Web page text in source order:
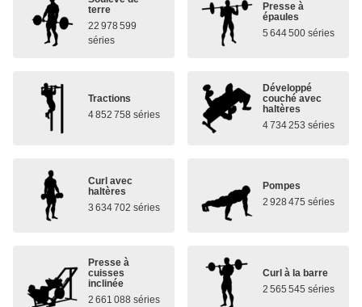
terre
22 978 599
séries
Presse à
épaules
5 644 500 séries
Tractions
4 852 758 séries
Développé
couché avec
haltères
4 734 253 séries
Curl avec
haltères
3 634 702 séries
Pompes
2 928 475 séries
Presse à
cuisses
inclinée
2 661 088 séries
Curl à la barre
2 565 545 séries